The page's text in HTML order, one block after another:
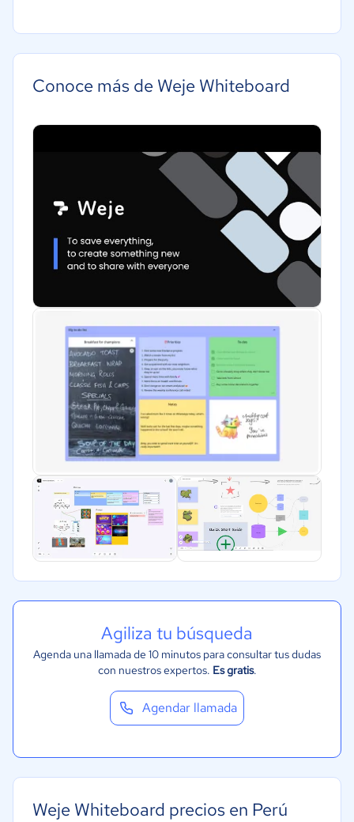
Gobierno
Marketing y Comunicación
Conoce más de Weje Whiteboard
Agiliza tu búsqueda
Agenda una llamada de 10 minutos para consultar tus dudas
con nuestros expertos. Es gratis.
Agendar llamada
Weje Whiteboard precios en Perú